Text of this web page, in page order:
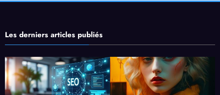
Les derniers articles publiés